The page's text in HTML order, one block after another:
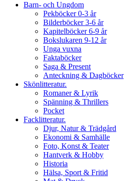
Barn- och Ungdom
Pekböcker 0-3 år
Bilderböcker 3-6 år
Kapitelböcker 6-9 år
Bokslukaren 9-12 år
Unga vuxna
Faktaböcker
Saga & Present
Anteckning & Dagböcker
Skönlitteratur.
Romaner & Lyrik
Spänning & Thrillers
Pocket
Facklitteratur.
Djur, Natur & Trädgård
Ekonomi & Samhälle
Foto, Konst & Teater
Hantverk & Hobby
Historia
Hälsa, Sport & Fritid